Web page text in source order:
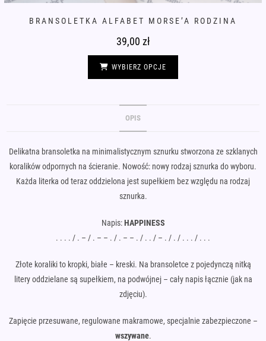
BRANSOLETKA ALFABET MORSE’A RODZINA
39,00 zł
WYBIERZ OPCJE
OPIS
Delikatna bransoletka na minimalistycznym sznurku stworzona ze szklanych
koralików odpornych na ścieranie. Nowość: nowy rodzaj sznurka do wyboru.
Każda literka od teraz oddzielona jest supełkiem bez względu na rodzaj
sznurka.
Napis:HAPPINESS
. . . . / . – / . – – . / . – – . / . . / – . / . / . . . / . . .
Złote koraliki to kropki, białe – kreski. Na bransoletce z pojedynczą nitką
litery oddzielane są supełkiem, na podwójnej – cały napis łącznie (jak na
zdjęciu).
Zapięcie przesuwane, regulowane makramowe, specjalnie zabezpieczone –
wszywane.